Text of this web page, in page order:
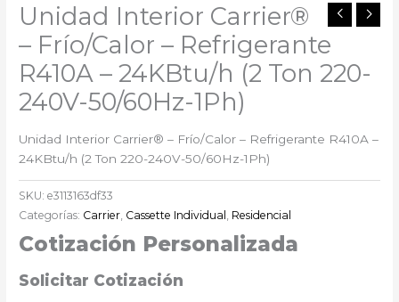
Unidad Interior Carrier®
– Frío/Calor – Refrigerante
R410A – 24KBtu/h (2 Ton 220-
240V-50/60Hz-1Ph)
Unidad Interior Carrier® – Frío/Calor – Refrigerante R410A –
24KBtu/h (2 Ton 220-240V-50/60Hz-1Ph)
SKU:e3113163df33
Categorías: Carrier, Cassette Individual , Residencial
Cotización Personalizada
Solicitar Cotización